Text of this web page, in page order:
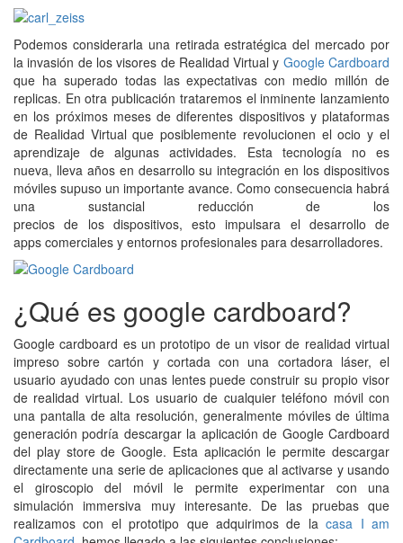
Podemos considerarla una retirada estratégica del mercado por
la invasión de los visores de Realidad Virtual y Google Cardboard
que ha superado todas las expectativas con medio millón de
replicas. En otra publicación trataremos el inminente lanzamiento
en los próximos meses de diferentes dispositivos y plataformas
de Realidad Virtual que posiblemente revolucionen el ocio y el
aprendizaje de algunas actividades. Esta tecnología no es
nueva, lleva años en desarrollo su integración en los dispositivos
móviles supuso un importante avance. Como consecuencia habrá
una sustancial reducción de los
precios de los dispositivos, esto impulsara el desarrollo de
apps comerciales y entornos profesionales para desarrolladores.
¿Qué es google cardboard?
Google cardboard es un prototipo de un visor de realidad virtual
impreso sobre cartón y cortada con una cortadora láser, el
usuario ayudado con unas lentes puede construir su propio visor
de realidad virtual. Los usuario de cualquier teléfono móvil con
una pantalla de alta resolución, generalmente móviles de última
generación podría descargar la aplicación de Google Cardboard
del play store de Google. Esta aplicación le permite descargar
directamente una serie de aplicaciones que al activarse y usando
el giroscopio del móvil le permite experimentar con una
simulación immersiva muy interesante. De las pruebas que
realizamos con el prototipo que adquirimos de lacasa I am